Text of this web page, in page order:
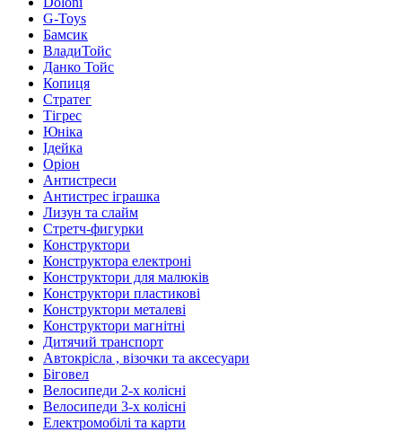
G-Toys
Бамсик
ВладиТойс
Данко Тойс
Копиця
Стратег
Тігрес
Юніка
Ідейка
Оріон
Антистреси
Антистрес іграшка
Лизун та слайм
Стретч-фигурки
Конструктори
Конструктора електроні
Конструктори для малюків
Конструктори пластикові
Конструктори металеві
Конструктори магнітні
Дитячий транспорт
Автокрісла , візочки та аксесуари
Біговел
Велосипеди 2-х колісні
Велосипеди 3-х колісні
Електромобілі та карти